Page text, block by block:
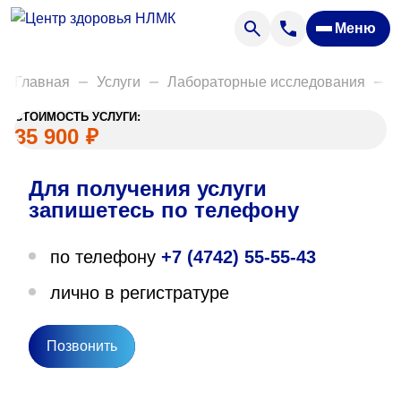
Меню
Анализы
Акции
Пациентам
Вакансии
О нас
Направления деятельности
Главная Услуги Лабораторные исследования
СТОИМОСТЬ УСЛУГИ:
35 900 ₽
Для получения услуги
запишетесь по телефону
по телефону +7 (4742) 55-55-43
лично в регистратуре
Позвонить